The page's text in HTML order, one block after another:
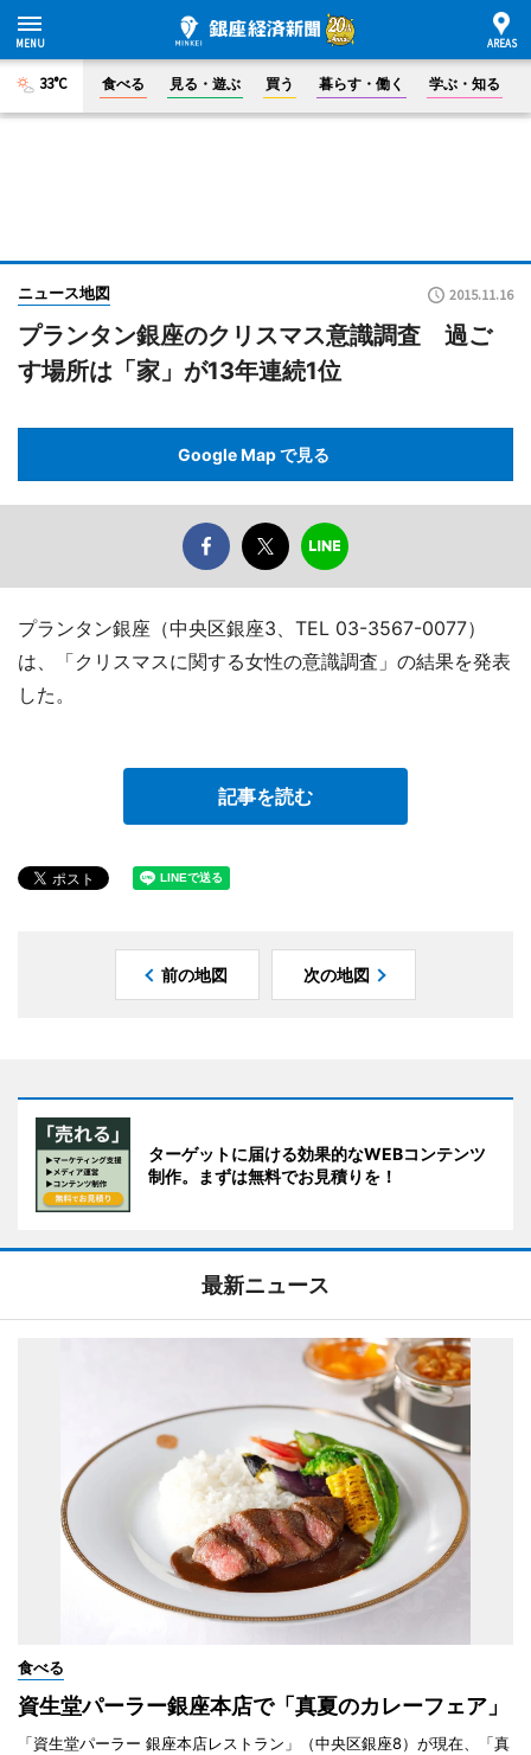
33°C 食べる 見る・遊ぶ 買う 暮らす・働く 学ぶ・知る
ニュース地図 2015.11.16
プランタン銀座のクリスマス意識調査 過ご
す場所は「家」が13年連続1位
Google Map で見る
プランタン銀座（中央区銀座3、TEL 03-3567-0077）
は、「クリスマスに関する女性の意識調査」の結果を発表
した。
記事を読む
前の地図 次の地図
ターゲットに届ける効果的なWEBコンテンツ
制作。まずは無料でお見積りを！
最新ニュース
食べる
資生堂パーラー銀座本店で「真夏のカレーフェア」
「資生堂パーラー 銀座本店レストラン」（中央区銀座8）が現在、「真